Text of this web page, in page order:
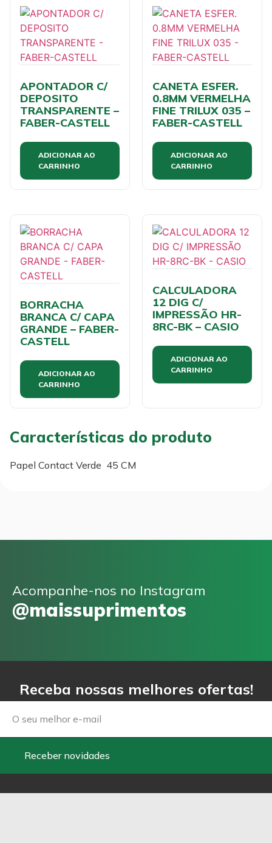
APONTADOR C/
DEPOSITO
TRANSPARENTE –
FABER-CASTELL
ADICIONAR AO
CARRINHO
CANETA ESFER.
0.8MM VERMELHA
FINE TRILUX 035 –
FABER-CASTELL
ADICIONAR AO
CARRINHO
BORRACHA
BRANCA C/ CAPA
GRANDE – FABER-
CASTELL
ADICIONAR AO
CARRINHO
CALCULADORA
12 DIG C/
IMPRESSÃO HR-
8RC-BK – CASIO
ADICIONAR AO
CARRINHO
Características do produto
Papel Contact Verde 45 CM
Acompanhe-nos no Instagram
@maissuprimentos
Receba nossas melhores ofertas!
Email
Receber novidades